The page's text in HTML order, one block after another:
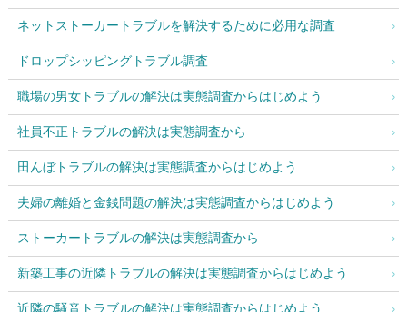
ネットストーカートラブルを解決するために必用な調査
ドロップシッピングトラブル調査
職場の男女トラブルの解決は実態調査からはじめよう
社員不正トラブルの解決は実態調査から
田んぼトラブルの解決は実態調査からはじめよう
夫婦の離婚と金銭問題の解決は実態調査からはじめよう
ストーカートラブルの解決は実態調査から
新築工事の近隣トラブルの解決は実態調査からはじめよう
近隣の騒音トラブルの解決は実態調査からはじめよう